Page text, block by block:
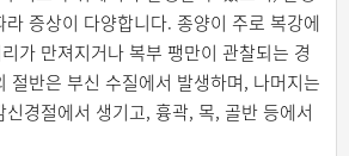
증상이 다양합니다. 종양이 주로 복강에
가 만져지거나 복부 팽만이 관찰되는 경
절반은 부신 수질에서 발생하며, 나머지는
경절에서 생기고, 흉곽, 목, 골반 등에서